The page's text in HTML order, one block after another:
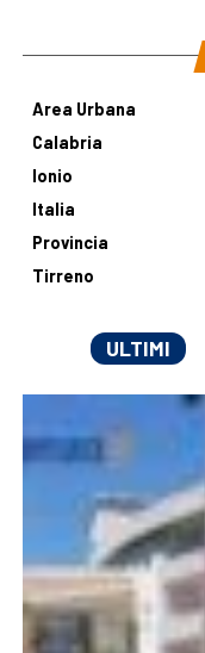
Area Urbana
Calabria
Ionio
Italia
Provincia
Tirreno
ULTIMI